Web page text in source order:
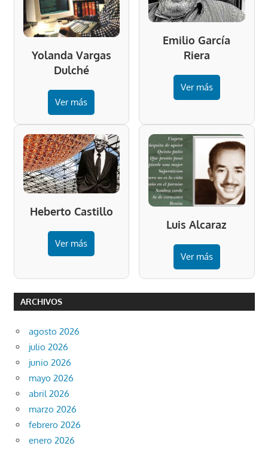
Yolanda Vargas
Dulché
Ver más
Emilio García
Riera
Ver más
Heberto Castillo
Ver más
Luis Alcaraz
Ver más
ARCHIVOS
agosto 2026
julio 2026
junio 2026
mayo 2026
abril 2026
marzo 2026
febrero 2026
enero 2026